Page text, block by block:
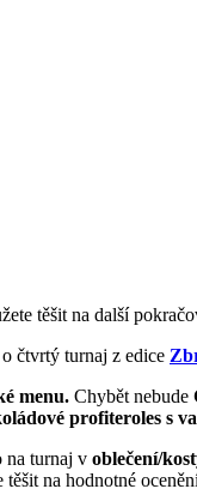
těšit na další
čtvrtý turnaj z edice
menu. Chybět nebude
profiteroles s
na turnaj v oblečení/
na hodnotné